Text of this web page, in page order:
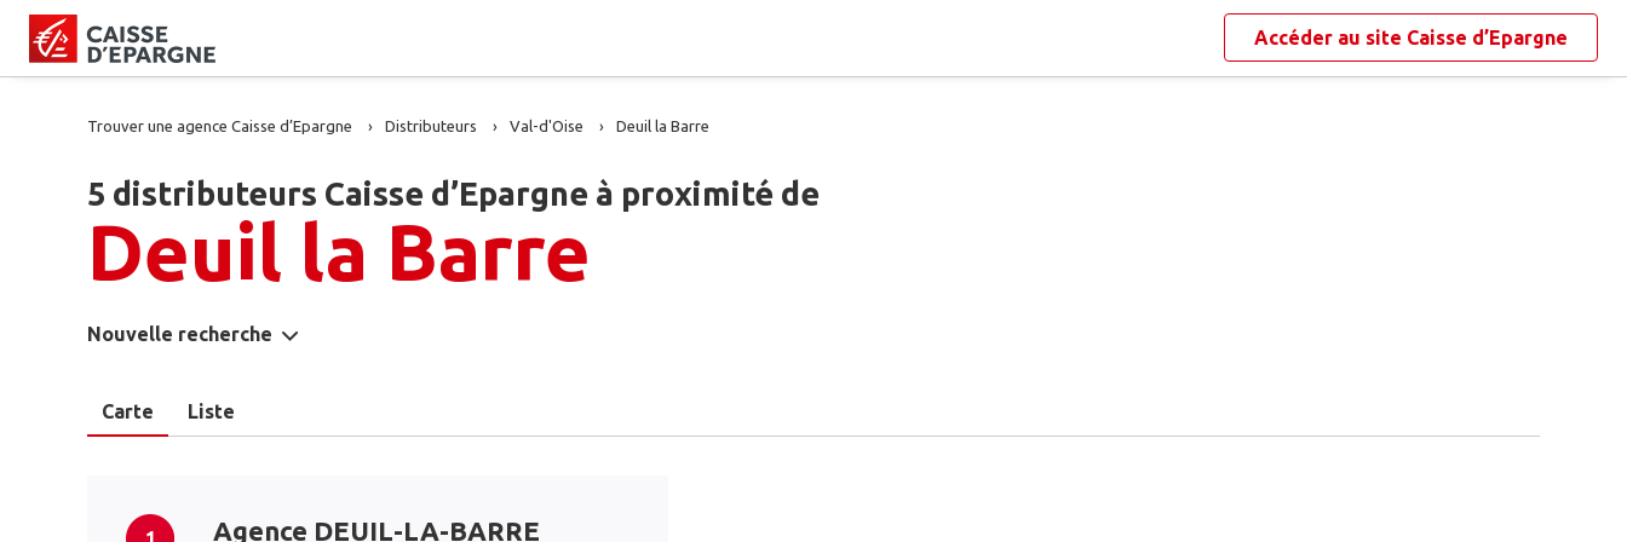
Accéder au site Caisse d’Epargne
Trouver une agence Caisse d’Epargne Distributeurs Val-d'Oise Deuil la Barre
5 distributeurs Caisse d’Epargne à proximité de
Deuil la Barre
Nouvelle recherche
Carte Liste
Agence DEUIL-LA-BARRE